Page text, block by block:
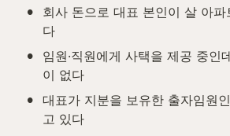
•
회사 돈으로 대표 본인이 살 아파
다
•
임원·직원에게 사택을 제공 중인
이 없다
• 대표가 지분을 보유한 출자임원
고 있다